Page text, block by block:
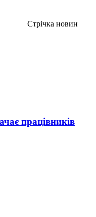
Стрічка новин
працівників